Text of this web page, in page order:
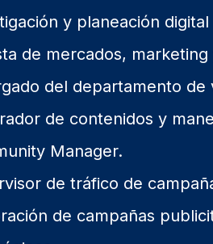
y planeación
de mercados,
del departamento
de contenidos y
Manager.
de tráfico de
de campañas